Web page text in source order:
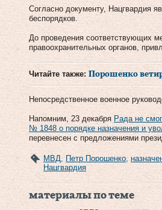
Согласно документу, Нацгвардия
беспорядков.
До проведения соответствующих
правоохранительных органов,
Читайте также: Порошенко
Непосредственное военное
Напомним, 23 декабря Рада не
№ 1848 о порядке назначения и
перевнесен с предложениями
МВД, Петр Порошенко,
Нацгвардия
материалы по теме